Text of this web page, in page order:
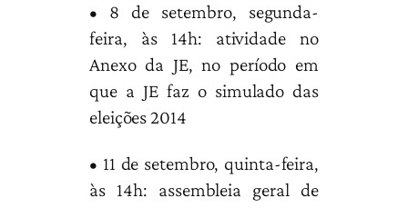
• 8 de setembro, segunda-
feira, às 14h: atividade no
Anexo da JE, no período em
que a JE faz o simulado das
eleições 2014
• 11 de setembro, quinta-feira,
às 14h: assembleia geral de